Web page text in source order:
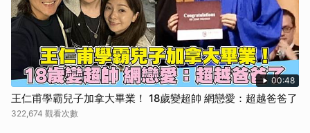
00:48
王仁甫學霸兒子加拿大畢業！ 18歲變超帥 網戀愛：超越爸爸了
322,674 觀看次數